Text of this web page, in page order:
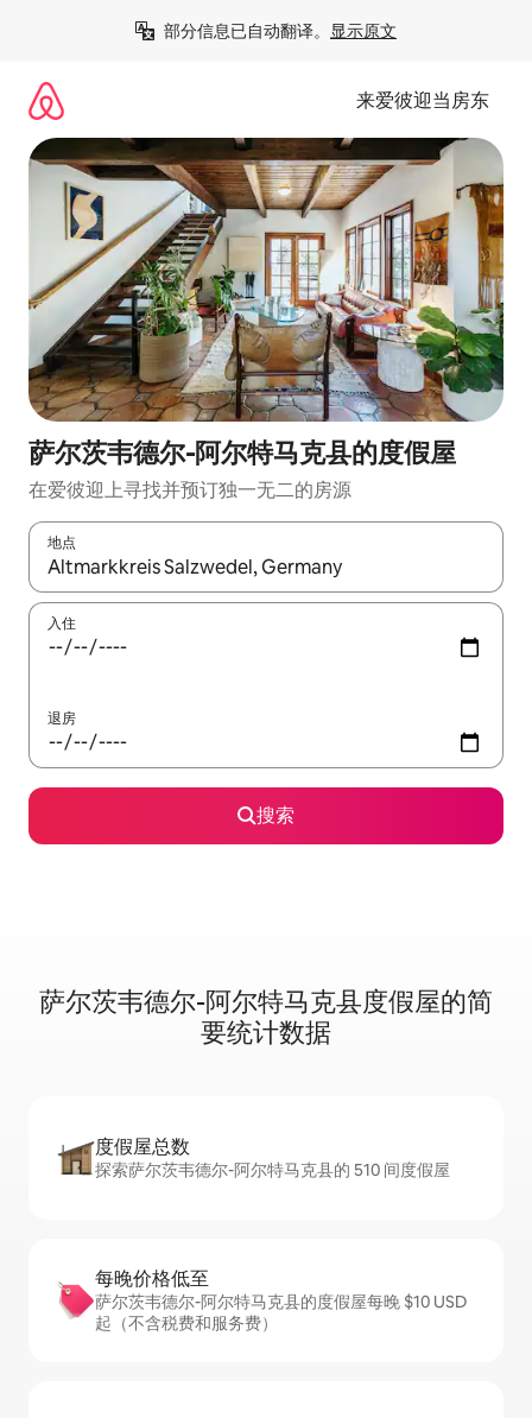
部分信息已自动翻译。 显示原文
来爱彼迎当房东
萨尔茨韦德尔-阿尔特马克县的度假屋
在爱彼迎上寻找并预订独一无二的房源
地点
如有搜索结果，请使用上下方向键查看，或通过点击或滑动手势
入住
退房
搜索
萨尔茨韦德尔-阿尔特马克县度假屋的简
要统计数据
度假屋总数
探索萨尔茨韦德尔-阿尔特马克县的 510 间度假屋
每晚价格低至
萨尔茨韦德尔-阿尔特马克县的度假屋每晚 $10 USD
起（不含税费和服务费）